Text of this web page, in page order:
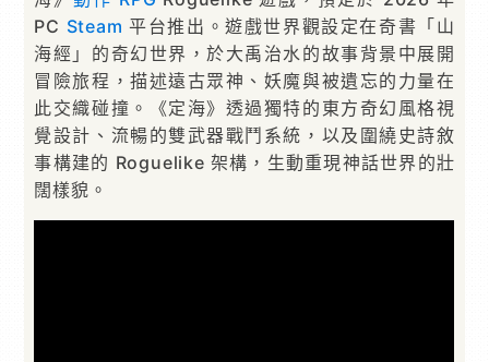
PC Steam 平台推出。遊戲世界觀設定在奇書「山
海經」的奇幻世界，於大禹治水的故事背景中展開
冒險旅程，描述遠古眾神、妖魔與被遺忘的力量在
此交織碰撞。《定海》透過獨特的東方奇幻風格視
覺設計、流暢的雙武器戰鬥系統，以及圍繞史詩敘
事構建的 Roguelike 架構，生動重現神話世界的壯
闊樣貌。